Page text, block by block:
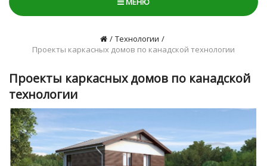
Технологии
Проекты каркасных домов по канадской технологии
Проекты каркасных домов по канадской
технологии